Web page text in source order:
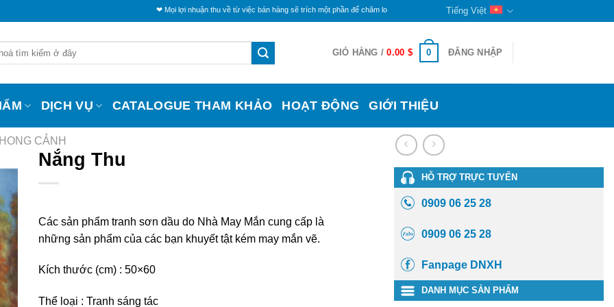
❤ Mọi lợi nhuận thu về từ việc bán hàng sẽ trích một phần để chăm lo cho đời sống các bạn khuyết tật và trẻ mồ côi ở đây. Phần còn lại sẽ tiếp tục
Tiếng Việt
GIỎ HÀNG /0.00 $ 0 ĐĂNG NHẬP
DỊCH VỤ CATALOGUE THAM KHẢO HOẠT ĐỘNG GIỚI THIỆU
CẢNH
Nắng Thu
Các sản phẩm tranh sơn dầu do Nhà May Mắn cung cấp là
những sản phẩm của các bạn khuyết tật kém may mắn vẽ.
Kích thước (cm) : 50×60
Thể loại : Tranh sáng tác
HỖ TRỢ TRỰC TUYẾN
0909 06 25 28
0909 06 25 28
Fanpage DNXH
DANH MỤC SẢN PHẨM